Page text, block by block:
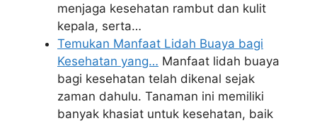
menjaga kesehatan rambut dan kulit
kepala, serta…
Temukan Manfaat Lidah Buaya bagi
Kesehatan yang… Manfaat lidah buaya
bagi kesehatan telah dikenal sejak
zaman dahulu. Tanaman ini memiliki
banyak khasiat untuk kesehatan, baik